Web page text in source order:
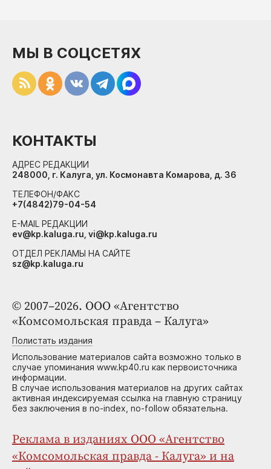
© 2007–2026. ООО «Агентство
«Комсомольская правда – Калуга»
Полистать издания
Использование материалов сайта возможно только в
случае упоминания www.kp40.ru как первоисточника
информации.
В случае использования материалов на других сайтах
активная индексируемая ссылка на главную страницу
без заключения в no-index, no-follow обязательна.
Реклама в изданиях ООО «Агентство
«Комсомольская правда - Калуга» и на
МЫ В СОЦСЕТЯХ
КОНТАКТЫ
АДРЕС РЕДАКЦИИ
248000, г. Калуга, ул. Космонавта Комарова, д. 36
ТЕЛЕФОН/ФАКС
+7(4842)79-04-54
E-MAIL РЕДАКЦИИ
ev@kp.kaluga.ru, vi@kp.kaluga.ru
ОТДЕЛ РЕКЛАМЫ НА САЙТЕ
sz@kp.kaluga.ru